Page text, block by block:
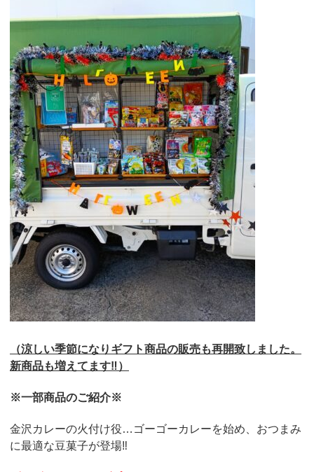
（涼しい季節になりギフト商品の販売も再開致しました。
新商品も増えてます‼）
※一部商品のご紹介※
金沢カレーの火付け役…ゴーゴーカレーを始め、おつまみ
に最適な豆菓子が登場‼